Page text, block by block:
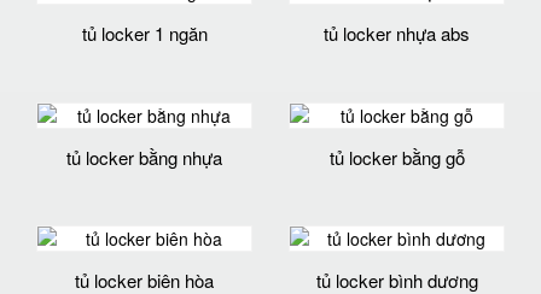
tủ locker 1 ngăn tủ locker nhựa abs
tủ locker bằng nhựa tủ locker bằng gỗ
tủ locker biên hòa tủ locker bình dương